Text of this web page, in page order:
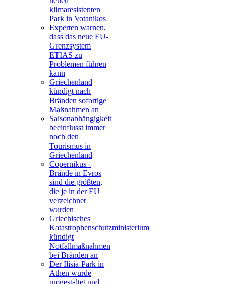
klimaresistenten
Park in Votanikos
Experten warnen,
dass das neue EU-
Grenzsystem
ETIAS zu
Problemen führen
kann
Griechenland
kündigt nach
Bränden sofortige
Maßnahmen an
Saisonabhängigkeit
beeinflusst immer
noch den
Tourismus in
Griechenland
Copernikus -
Brände in Evros
sind die größten,
die je in der EU
verzeichnet
wurden
Griechisches
Katastrophenschutzministerium
kündigt
Notfallmaßnahmen
bei Bränden an
Der Ilisia-Park in
Athen wurde
umgestaltet und